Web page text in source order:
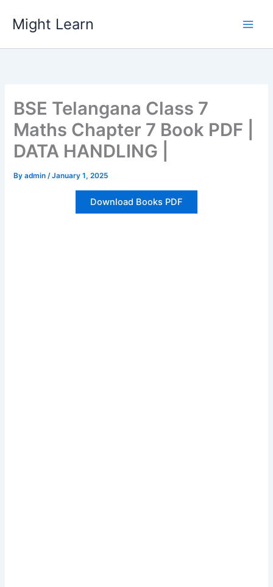
content
Might Learn
BSE Telangana Class 7
Maths Chapter 7 Book PDF |
DATA HANDLING |
Byadmin/January 1, 2025
Download Books PDF